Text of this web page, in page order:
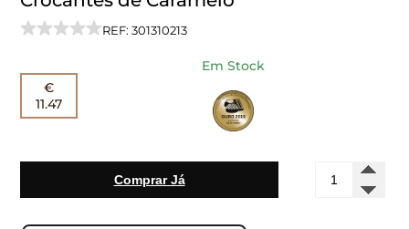
REF: 301310213
€
11.47
Em Stock
Comprar Já
Quantidade
de